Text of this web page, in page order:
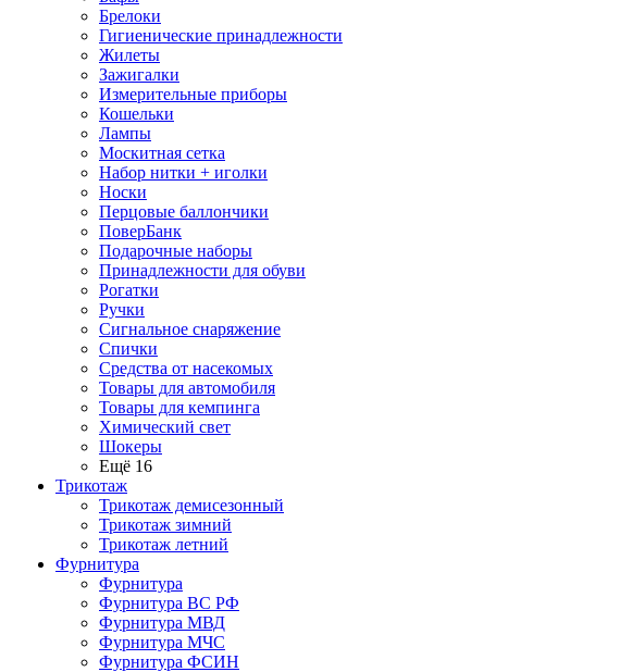
Брелоки
Гигиенические принадлежности
Жилеты
Зажигалки
Измерительные приборы
Кошельки
Лампы
Москитная сетка
Набор нитки + иголки
Носки
Перцовые баллончики
ПоверБанк
Подарочные наборы
Принадлежности для обуви
Рогатки
Ручки
Сигнальное снаряжение
Спички
Средства от насекомых
Товары для автомобиля
Товары для кемпинга
Химический свет
Шокеры
Ещё 16
Трикотаж
Трикотаж демисезонный
Трикотаж зимний
Трикотаж летний
Фурнитура
Фурнитура
Фурнитура ВС РФ
Фурнитура МВД
Фурнитура МЧС
Фурнитура ФСИН